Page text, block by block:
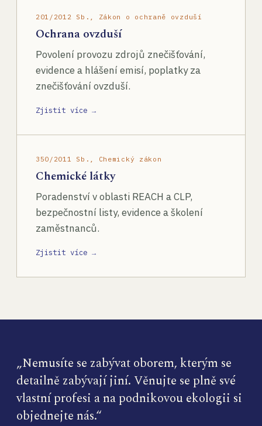
201/2012 Sb., Zákon o ochraně ovzduší
Ochrana ovzduší
Povolení provozu zdrojů znečišťování,
evidence a hlášení emisí, poplatky za
znečišťování ovzduší.
Zjistit více →
350/2011 Sb., Chemický zákon
Chemické látky
Poradenství v oblasti REACH a CLP,
bezpečnostní listy, evidence a školení
zaměstnanců.
Zjistit více →
„Nemusíte se zabývat oborem, kterým se
detailně zabývají jiní. Věnujte se plně své
vlastní profesi a na podnikovou ekologii si
objednejte nás.“